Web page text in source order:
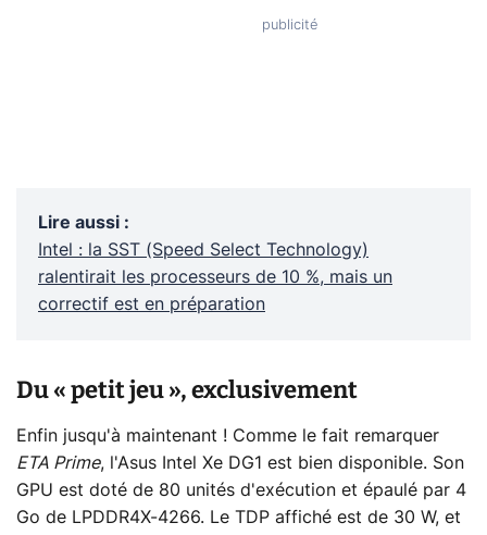
Lire aussi :
Intel : la SST (Speed Select Technology)
ralentirait les processeurs de 10 %, mais un
correctif est en préparation
Du « petit jeu », exclusivement
Enfin jusqu'à maintenant ! Comme le fait remarquer
ETA Prime, l'Asus Intel Xe DG1 est bien disponible. Son
GPU est doté de 80 unités d'exécution et épaulé par 4
Go de LPDDR4X-4266. Le TDP affiché est de 30 W, et